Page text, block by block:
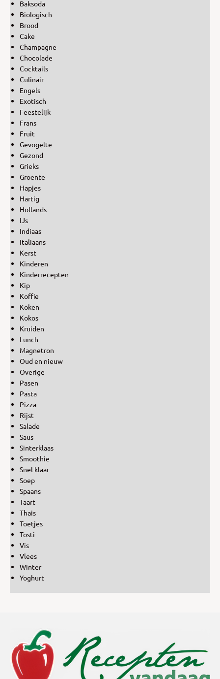
Baksoda
Biologisch
Brood
Cake
Champagne
Chocolade
Cocktails
Culinair
Engels
Exotisch
Feestelijk
Frans
Fruit
Gevogelte
Gezond
Grieks
Groente
Hapjes
Hartig
Hollands
IJs
Indiaas
Italiaans
Kerst
Kinderen
Kinderrecepten
Kip
Koffie
Koken
Kokos
Kruiden
Lunch
Magnetron
Oud en nieuw
Overige
Pasen
Pasta
Pizza
Rijst
Salade
Saus
Sinterklaas
Smoothie
Snel klaar
Soep
Spaans
Taart
Thais
Toetjes
Tosti
Vis
Vlees
Winter
Yoghurt